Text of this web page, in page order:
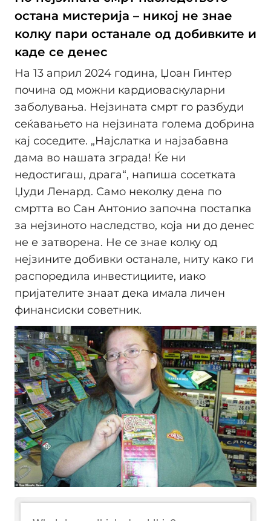
остана мистерија – никој не знае
колку пари останале од добивките и
каде се денес
На 13 април 2024 година, Џоан Гинтер
почина од можни кардиоваскуларни
заболувања. Нејзината смрт го разбуди
сеќавањето на нејзината голема добрина
кај соседите. „Најслатка и најзабавна
дама во нашата зграда! Ќе ни
недостигаш, драга“, напиша сосетката
Џуди Ленард. Само неколку дена по
смртта во Сан Антонио започна постапка
за нејзиното наследство, која ни до денес
не е затворена. Не се знае колку од
нејзините добивки останале, ниту како ги
распоредила инвестициите, иако
пријателите знаат дека имала личен
финансиски советник.